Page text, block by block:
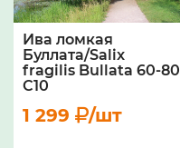
Ива ломкая
Буллата/Salix
fragilis Bullata 60-80
С10
1 299 /шт